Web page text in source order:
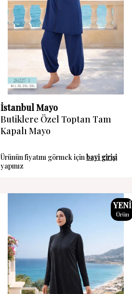
İstanbul Mayo
Butiklere Özel Toptan Tam
Kapalı Mayo
Ürünün fiyatını görmek içinbayi girişi
yapınız
YENI
Ürün